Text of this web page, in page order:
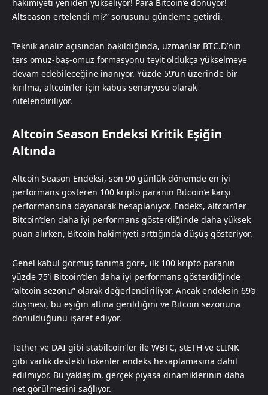
hakimiyeti yeniden yükseliyor! Para Bitcoin’e dönüyor!
Altseason ertelendi mi?” sorusunu gündeme getirdi.
Teknik analiz açısından bakıldığında, uzmanlar BTC.D’nin
ters omuz-baş-omuz formasyonu teyit oldukça yükselmeye
devam edebileceğine inanıyor. Yüzde 59’un üzerinde bir
kırılma, altcoin’ler için kabus senaryosu olarak
nitelendiriliyor.
Altcoin Season Endeksi Kritik Eşiğin
Altında
Altcoin Season Endeksi, son 90 günlük dönemde en iyi
performans gösteren 100 kripto paranın Bitcoin’e karşı
performansına dayanarak hesaplanıyor. Endeks, altcoin’ler
Bitcoin’den daha iyi performans gösterdiğinde daha yüksek
puan alırken, Bitcoin hakimiyeti arttığında düşüş gösteriyor.
Genel kabul görmüş tanıma göre, ilk 100 kripto paranın
yüzde 75’i Bitcoin’den daha iyi performans gösterdiğinde
“altcoin sezonu” olarak değerlendiriliyor. Ancak endeksin 69’a
düşmesi, bu eşiğin altına gerildiğini ve Bitcoin sezonuna
dönüldüğünü işaret ediyor.
Tether ve DAI gibi stabilcoin’ler ile WBTC, stETH ve cLINK
gibi varlık destekli tokenler endeks hesaplamasına dahil
edilmiyor. Bu yaklaşım, gerçek piyasa dinamiklerinin daha
net görülmesini sağlıyor.